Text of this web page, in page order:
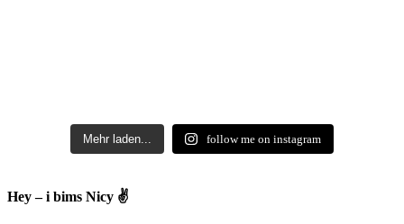
Mehr laden... follow me on instagram
Hey – i bims Nicy ✌